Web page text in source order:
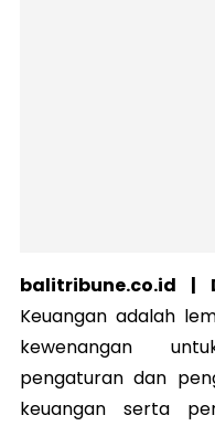
balitribune.co.id |
Keuangan adalah
kewenangan
pengaturan dan
keuangan serta